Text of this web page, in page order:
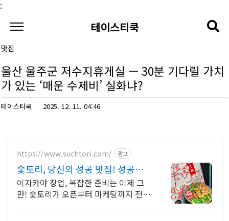
:
본문 바로가기
테이스티쿡
맛집
울산 울주군 저수지휴게실 — 30분 기다릴 가치
가 있는 ‘매운 수제비’ 실화냐?
테이스티쿡 2025. 12. 11. 04:46
https://www.suchtori.com/ 광고
숯토리, 당신의 성공 맛집! 성공의
지름길 숯토리
이자카야 창업, 복잡한 준비는 이제 그
만! 숯토리가 오픈부터 마케팅까지 전부